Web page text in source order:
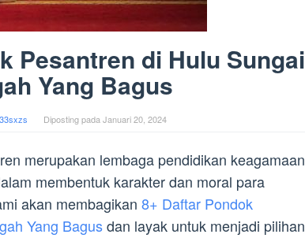
Pesantren di Hulu Sungai
Yang Bagus
Diposting pada Januari 20, 2024
merupakan lembaga pendidikan keagamaan
membentuk karakter dan moral para
akan membagikan 8+ Daftar Pondok
Yang Bagusdan layak untuk menjadi pilihan